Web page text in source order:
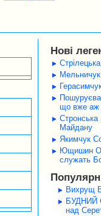
Нові
Мельничук
що вже аж
Стронська
Майдану
Якимчук
Ющишин
служать
Вихрущ
БУДНИЙ
над